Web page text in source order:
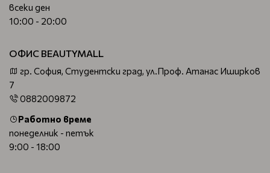
всеки ден
10:00 - 20:00
ОФИС BEAUTYMALL
гр. София, Студентски град, ул.Проф. Атанас Иширков
7
0882009872
Работно време
понеделник - петък
9:00 - 18:00